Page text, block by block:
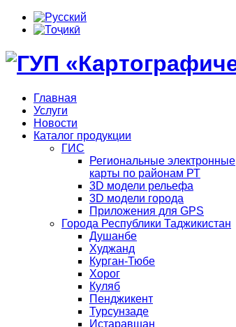
Главная
Услуги
Новости
Каталог продукции
ГИС
Региональные электронные
карты по районам РТ
3D модели рельефа
3D модели города
Приложения для GPS
Города Республики Таджикистан
Душанбе
Худжанд
Курган-Тюбе
Хорог
Куляб
Пенджикент
Турсунзаде
Истаравшан